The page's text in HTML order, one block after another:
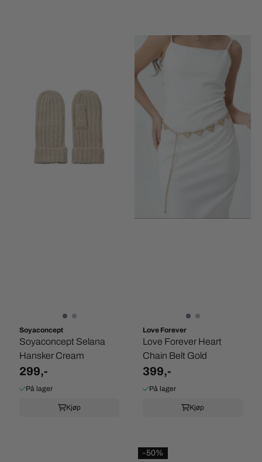
Soyaconcept
Soyaconcept Selana
Hansker Cream
299,-
På lager
Kjøp
Love Forever
Love Forever Heart
Chain Belt Gold
399,-
På lager
Kjøp
-50%